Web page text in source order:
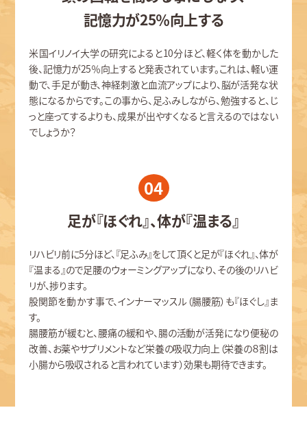
記憶力が25％向上する
米国イリノイ大学の研究によると10分ほど、軽く体を動かした
後、記憶力が25％向上すると発表されています。これは、軽い運
動で、手足が動き、神経刺激と血流アップにより、脳が活発な状
態になるからです。この事から、足ふみしながら、勉強すると、じ
っと座ってするよりも、成果が出やすくなると言えるのではない
でしょうか？
04
足が『ほぐれ』、体が『温まる』
リハビリ前に5分ほど、『足ふみ』をして頂くと足が『ほぐれ』、体が
『温まる』ので足腰のウォーミングアップになり、その後のリハビ
リが、捗ります。
股関節を動かす事で、インナーマッスル（腸腰筋）も『ほぐし』ま
す。
腸腰筋が緩むと、腰痛の緩和や、腸の活動が活発になり便秘の
改善、お薬やサプリメントなど栄養の吸収力向上（栄養の８割は
小腸から吸収されると言われています）効果も期待できます。